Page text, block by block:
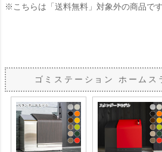
※こちらは「送料無料」対象外の商品です
ゴミステーション ホームス